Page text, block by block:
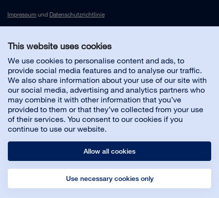
This website uses cookies
We use cookies to personalise content and ads, to
provide social media features and to analyse our traffic.
We also share information about your use of our site with
our social media, advertising and analytics partners who
may combine it with other information that you’ve
provided to them or that they’ve collected from your use
of their services. You consent to our cookies if you
continue to use our website.
Allow all cookies
Use necessary cookies only
Impressumund Datenschutzrichtlinie
Kontakt
Kundenservice
Über uns